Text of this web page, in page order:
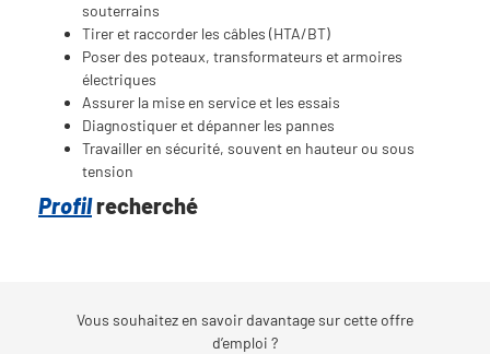
souterrains
Tirer et raccorder les câbles (HTA/BT)
Poser des poteaux, transformateurs et armoires
électriques
Assurer la mise en service et les essais
Diagnostiquer et dépanner les pannes
Travailler en sécurité, souvent en hauteur ou sous
tension
Profilrecherché
Vous souhaitez en savoir davantage sur cette offre
d’emploi ?